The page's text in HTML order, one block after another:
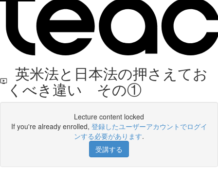
英米法と日本法の押さえてお
くべき違い その①
Lecture content locked
If you're already enrolled, 登録したユーザーアカウントでログイ
ンする必要があります.
受講する